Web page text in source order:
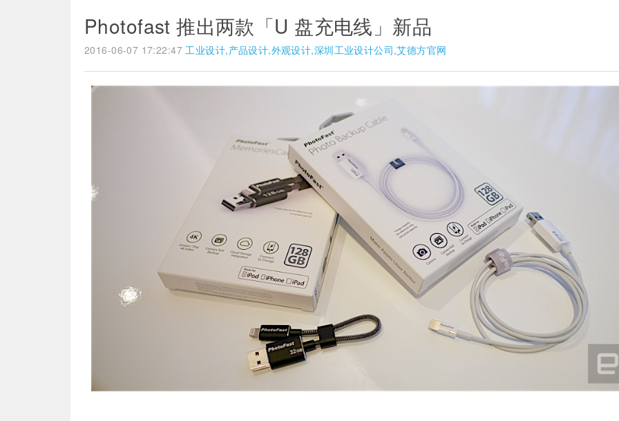
Photofast 推出两款「U 盘充电线」新品
2016-06-07 17:22:47 工业设计,产品设计,外观设计,深圳工业设计公司,艾德方官网